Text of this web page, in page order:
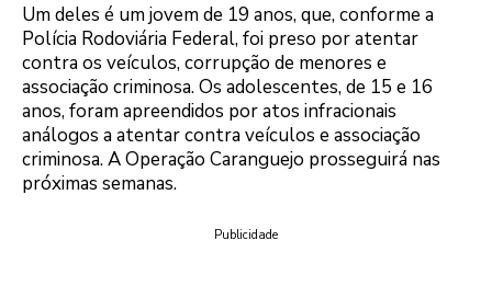
Um deles é um jovem de 19 anos, que, conforme a
Polícia Rodoviária Federal, foi preso por atentar
contra os veículos, corrupção de menores e
associação criminosa. Os adolescentes, de 15 e 16
anos, foram apreendidos por atos infracionais
análogos a atentar contra veículos e associação
criminosa. A Operação Caranguejo prosseguirá nas
próximas semanas.
Publicidade